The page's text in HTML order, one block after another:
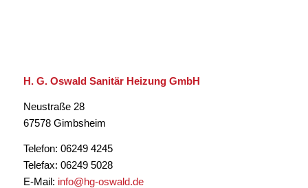
H. G. Oswald Sanitär Heizung GmbH
Neustraße 28
67578 Gimbsheim
Telefon: 06249 4245
Telefax: 06249 5028
E-Mail: info@hg-oswald.de